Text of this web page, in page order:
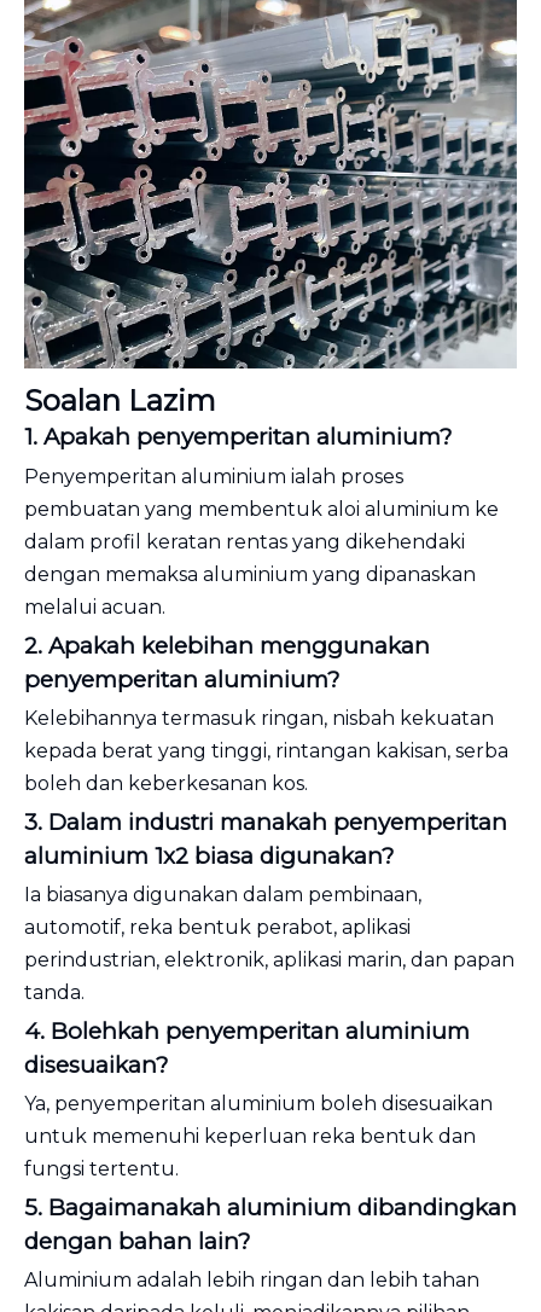
Soalan Lazim
1. Apakah penyemperitan aluminium?
Penyemperitan aluminium ialah proses
pembuatan yang membentuk aloi aluminium ke
dalam profil keratan rentas yang dikehendaki
dengan memaksa aluminium yang dipanaskan
melalui acuan.
2. Apakah kelebihan menggunakan
penyemperitan aluminium?
Kelebihannya termasuk ringan, nisbah kekuatan
kepada berat yang tinggi, rintangan kakisan, serba
boleh dan keberkesanan kos.
3. Dalam industri manakah penyemperitan
aluminium 1x2 biasa digunakan?
Ia biasanya digunakan dalam pembinaan,
automotif, reka bentuk perabot, aplikasi
perindustrian, elektronik, aplikasi marin, dan papan
tanda.
4. Bolehkah penyemperitan aluminium
disesuaikan?
Ya, penyemperitan aluminium boleh disesuaikan
untuk memenuhi keperluan reka bentuk dan
fungsi tertentu.
5. Bagaimanakah aluminium dibandingkan
dengan bahan lain?
Aluminium adalah lebih ringan dan lebih tahan